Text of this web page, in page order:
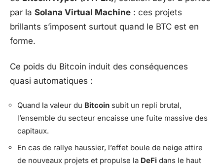
par la Solana Virtual Machine : ces projets
brillants s’imposent surtout quand le BTC est en
forme.
Ce poids du Bitcoin induit des conséquences
quasi automatiques :
Quand la valeur du Bitcoin subit un repli brutal,
l’ensemble du secteur encaisse une fuite massive des
capitaux.
En cas de rallye haussier, l’effet boule de neige attire
de nouveaux projets et propulse la DeFi dans le haut